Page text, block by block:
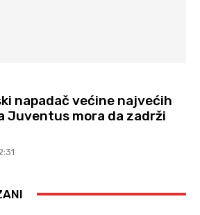
napadač većine najvećih
Juventus mora da zadrži